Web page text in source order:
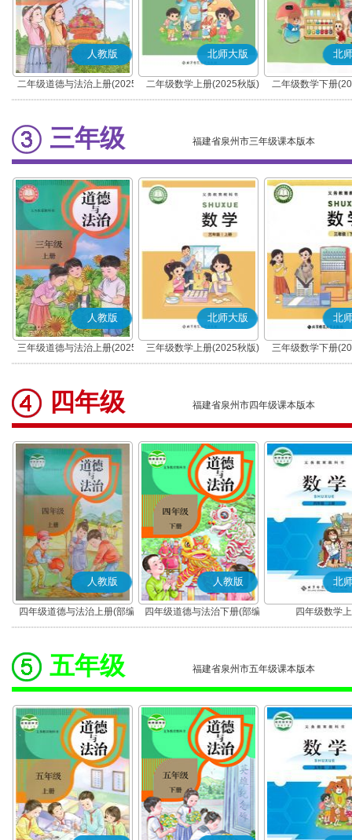
人教版
二年级道德与法治上册(2025
秋版)(部编版)
北师大版
二年级数学上册(2025秋版)
北
二年级数学下册
三年级 福建省泉州市三年级课本版本
人教版
三年级道德与法治上册(2025
秋版)(部编版)
北师大版
三年级数学上册(2025秋版)
北
三年级数学下册
四年级 福建省泉州市四年级课本版本
人教版
四年级道德与法治上册(部编
版)
人教版
四年级道德与法治下册(部编
版)
北
四年级数学
五年级 福建省泉州市五年级课本版本